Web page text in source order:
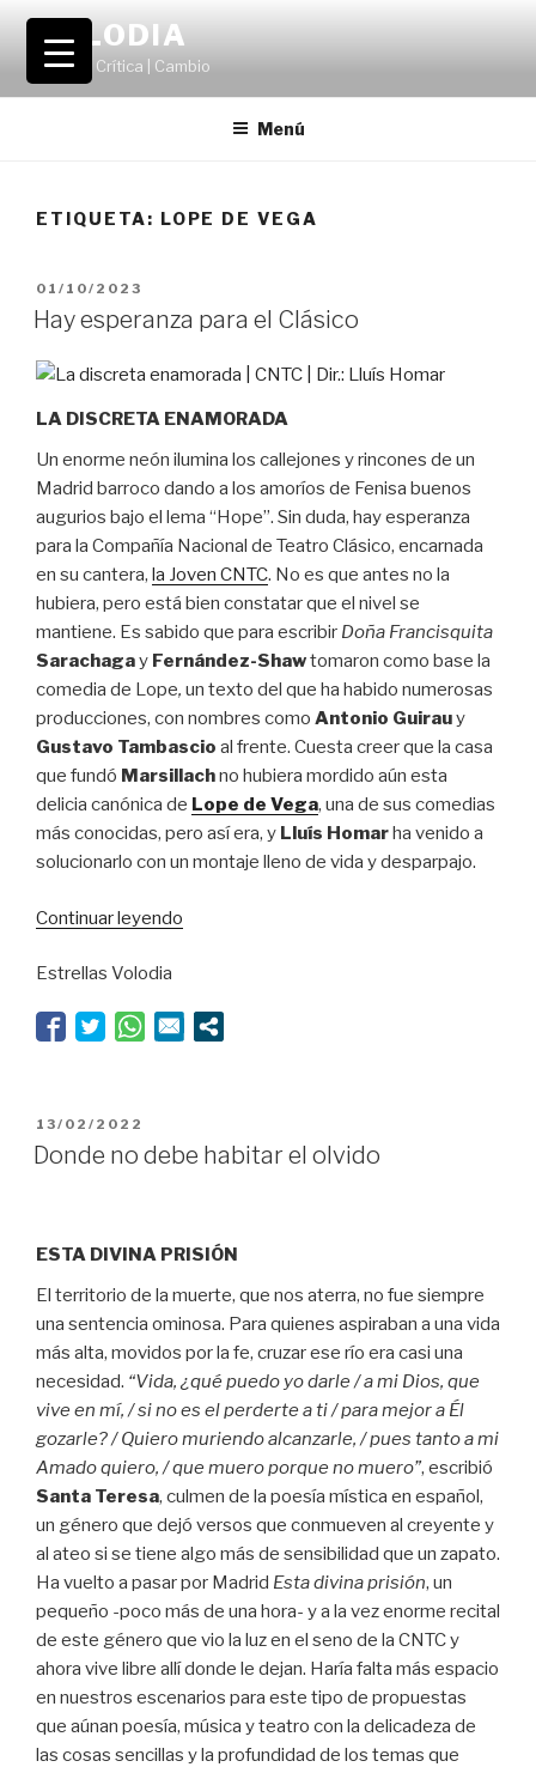
Saltar
contenido
VOLODIA
Teatro | Crítica | Cambio
Menú
ETIQUETA: LOPE DE VEGA
PUBLICADO
EL
01/10/2023
Hay esperanza para el Clásico
LA DISCRETA ENAMORADA
Un enorme neón ilumina los callejones y rincones de un
Madrid barroco dando a los amoríos de Fenisa buenos
augurios bajo el lema “Hope”. Sin duda, hay esperanza
para la Compañía Nacional de Teatro Clásico, encarnada
en su cantera, la Joven CNTC. No es que antes no la
hubiera, pero está bien constatar que el nivel se
mantiene. Es sabido que para escribir Doña Francisquita
Sarachagay Fernández-Shawtomaron como base la
comedia de Lope, un texto del que ha habido numerosas
producciones, con nombres como Antonio Guirauy
Gustavo Tambascio al frente. Cuesta creer que la casa
que fundó Marsillachno hubiera mordido aún esta
delicia canónica de Lope de Vega, una de sus comedias
más conocidas, pero así era, y Lluís Homarha venido a
solucionarlo con un montaje lleno de vida y desparpajo.
Continuar leyendo
Clásico”
Estrellas Volodia
PUBLICADO
EL
13/02/2022
Donde no debe habitar el olvido
ESTA DIVINA PRISIÓN
El territorio de la muerte, que nos aterra, no fue siempre
una sentencia ominosa. Para quienes aspiraban a una vida
más alta, movidos por la fe, cruzar ese río era casi una
necesidad. “Vida, ¿qué puedo yo darle / a mi Dios, que
vive en mí, / si no es el perderte a ti / para mejor a Él
gozarle? / Quiero muriendo alcanzarle, / pues tanto a mi
Amado quiero, / que muero porque no muero”, escribió
Santa Teresa, culmen de la poesía mística en español,
un género que dejó versos que conmueven al creyente y
al ateo si se tiene algo más de sensibilidad que un zapato.
Ha vuelto a pasar por Madrid Esta divina prisión, un
pequeño -poco más de una hora- y a la vez enorme recital
de este género que vio la luz en el seno de la CNTC y
ahora vive libre allí donde le dejan. Haría falta más espacio
en nuestros escenarios para este tipo de propuestas
que aúnan poesía, música y teatro con la delicadeza de
las cosas sencillas y la profundidad de los temas que